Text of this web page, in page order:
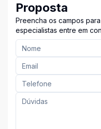
Proposta
Preencha os campos
especialistas entre em